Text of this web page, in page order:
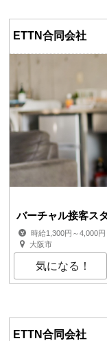
ETTN合同会社
バーチャル接客ス
時給1,300円～4,000円
大阪市
気になる！
ETTN合同会社